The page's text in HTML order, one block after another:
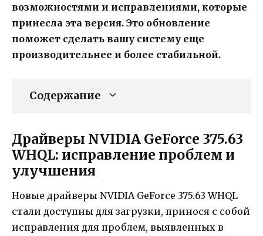
возможностями и исправлениями, которые
принесла эта версия. Это обновление
поможет сделать вашу систему еще
производительнее и более стабильной.
Содержание
Драйверы NVIDIA GeForce 375.63
WHQL: исправление проблем и
улучшения
Новые драйверы NVIDIA GeForce 375.63 WHQL
стали доступны для загрузки, принося с собой
исправления для проблем, выявленных в